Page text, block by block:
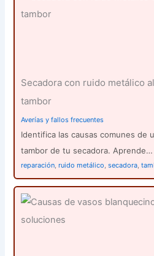
Secadora con ruido metálico
tambor
Averías y fallos frecuentes
Identifica las causas comunes de
tambor de tu secadora. Aprende…
reparación,ruido metálico,secadora,